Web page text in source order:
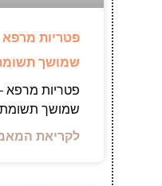
פטריות מרפא
שמושך
פטריות מרפא
שמושך תשומת
לקריאת